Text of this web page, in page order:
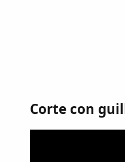
Corte con